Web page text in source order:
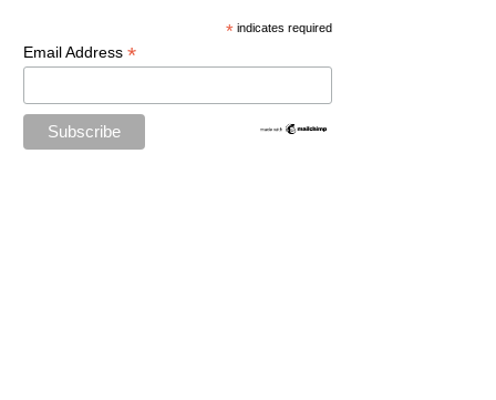
* indicates required
Email Address *